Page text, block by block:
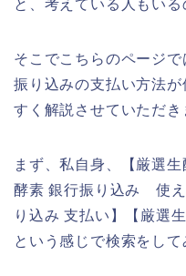
と、考えている人もい
そこでこちらのページ
振り込みの支払い方法
すく解説させていただき
まず、私自身、【厳選
酵素 銀行振り込み 使
り込み 支払い】【厳選
という感じで検索をして